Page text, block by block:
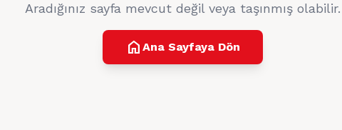
Aradığınız sayfa mevcut değil veya taşınmış olabilir.
home Ana Sayfaya Dön